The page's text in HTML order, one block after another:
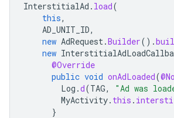
InterstitialAd . load(
this,
AD_UNIT_ID,
new AdRequest.Builder().
new
@Override
public void onAdLoaded(
Log .d(TAG, "Ad was
MyActivity. this .
}